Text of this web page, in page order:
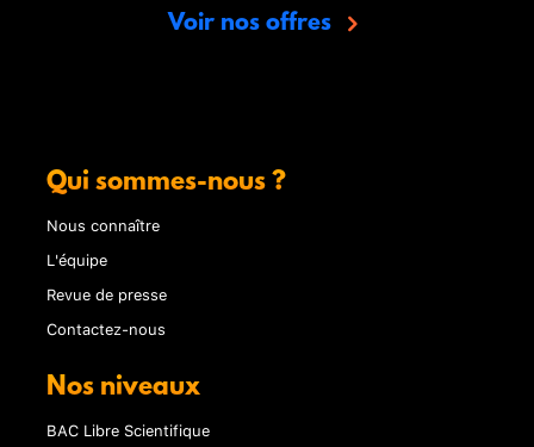
Voir nos offres
Qui sommes-nous ?
Nous connaître
L'équipe
Revue de presse
Contactez-nous
Nos niveaux
BAC Libre Scientifique